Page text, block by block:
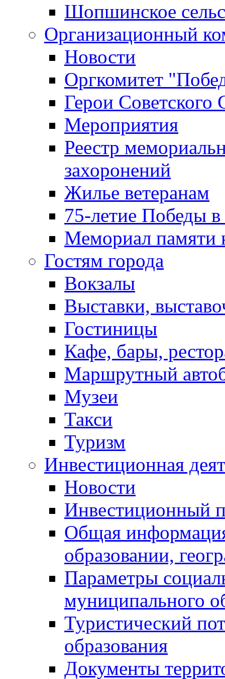
Шопшинское
Организационный
Новости
Оргкомитет
Герои Советского
Мероприятия
Реестр
захоронений
Жилье ветеранам
75-летие Победы
Мемориал памяти
Гостям города
Вокзалы
Выставки,
Гостиницы
Кафе, бары,
Маршрутный
Музеи
Такси
Туризм
Инвестиционная
Новости
Инвестиционный
Общая
образовании,
Параметры
муниципального
Туристический
образования
Документы